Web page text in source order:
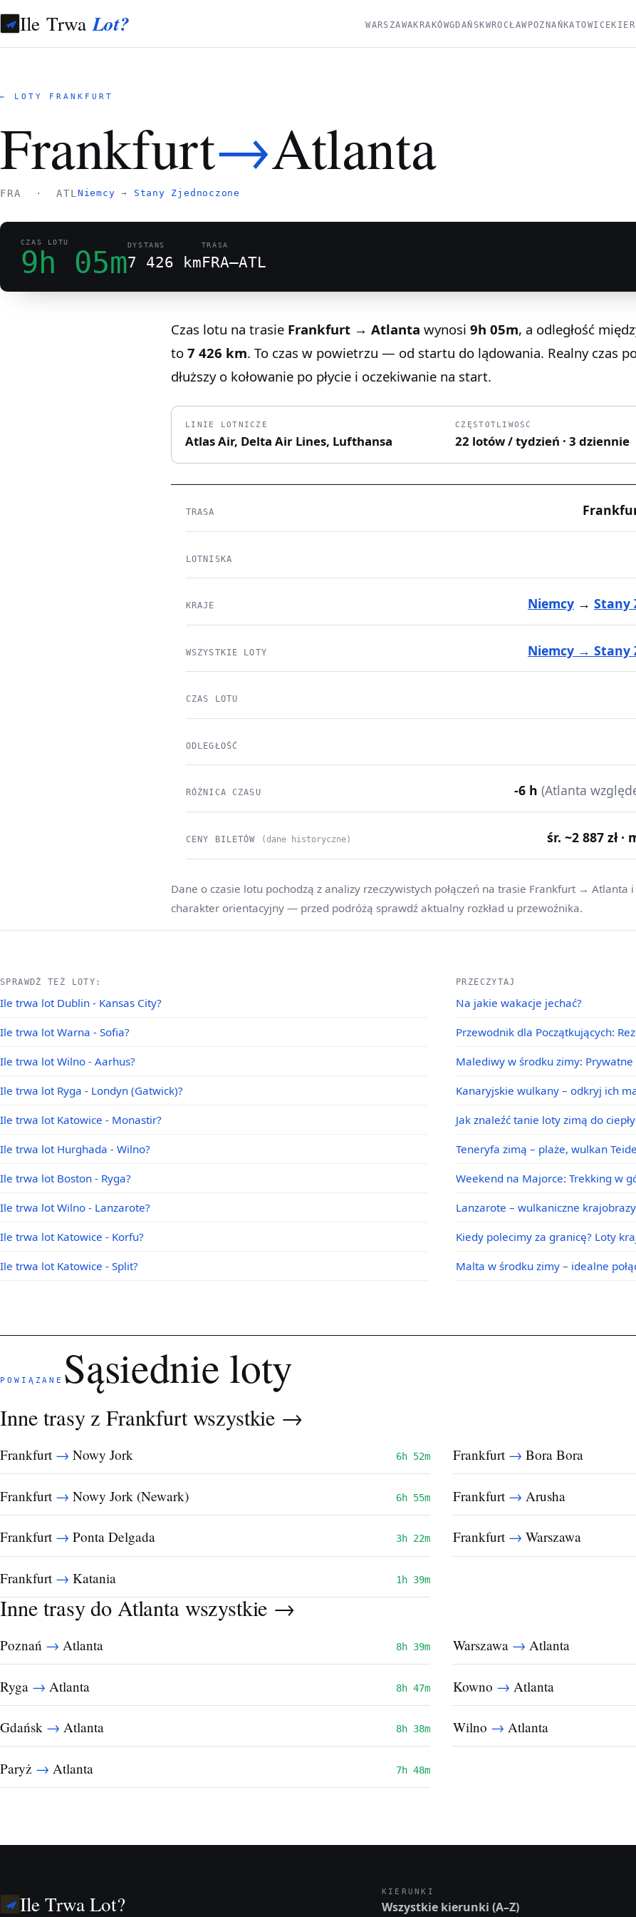
Ile TrwaLot? WARSZAWAKRAKÓWGDAŃSKWROCŁAW POZNAŃKATOWICE
← LOTY FRANKFURT
Frankfurt→Atlanta
FRA · ATL Niemcy → Stany Zjednoczone
CZAS LOTU
9h 05m
DYSTANS
7 426 km
TRASA
FRA–ATL
Czas lotu na trasie Frankfurt → Atlanta wynosi 9h 05m, a odległość
to 7 426 km. To czas w powietrzu — od startu do lądowania. Realny czas
dłuższy o kołowanie po płycie i oczekiwanie na start.
LINIE LOTNICZE
Atlas Air, Delta Air Lines, Lufthansa
CZĘSTOTLIWOŚĆ
22 lotów / tydzień · 3 dziennie
TRASA
LOTNISKA
KRAJE Niemcy → Stany
WSZYSTKIE LOTY Niemcy → Stany
CZAS LOTU
ODLEGŁOŚĆ
RÓŻNICA CZASU -6 h (Atlanta
CENY BILETÓW (dane historyczne) śr. ~2 887 zł ·
Dane o czasie lotu pochodzą z analizy rzeczywistych połączeń na trasie Frankfurt → Atlanta
charakter orientacyjny — przed podróżą sprawdź aktualny rozkład u przewoźnika.
SPRAWDŹ TEŻ LOTY:
Ile trwa lot Dublin - Kansas City?
Ile trwa lot Warna - Sofia?
Ile trwa lot Wilno - Aarhus?
Ile trwa lot Ryga - Londyn (Gatwick)?
Ile trwa lot Katowice - Monastir?
Ile trwa lot Hurghada - Wilno?
Ile trwa lot Boston - Ryga?
Ile trwa lot Wilno - Lanzarote?
Ile trwa lot Katowice - Korfu?
Ile trwa lot Katowice - Split?
PRZECZYTAJ
Na jakie wakacje jechać?
Przewodnik dla Początkujących:
Malediwy w środku zimy:
Kanaryjskie wulkany – odkryj ich
Jak znaleźć tanie loty zimą do
Teneryfa zimą – plaże, wulkan
Weekend na Majorce: Trekking w
Lanzarote – wulkaniczne
Kiedy polecimy za granicę? Loty
Malta w środku zimy – idealne
POWIĄZANE Sąsiednie loty
Inne trasy z Frankfurtwszystkie →
Frankfurt → Nowy Jork 6h 52m Frankfurt → Bora Bora
Frankfurt → Nowy Jork (Newark) 6h 55m Frankfurt → Arusha
Frankfurt → Ponta Delgada 3h 22m Frankfurt → Warszawa
Frankfurt → Katania 1h 39m
Inne trasy do Atlantawszystkie →
Poznań → Atlanta 8h 39m Warszawa → Atlanta
Ryga → Atlanta 8h 47m Kowno → Atlanta
Gdańsk → Atlanta 8h 38m Wilno → Atlanta
Paryż → Atlanta 7h 48m
Ile Trwa Lot? KIERUNKI
Wszystkie kierunki (A–Z)